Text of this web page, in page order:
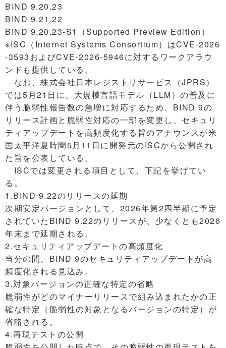
BIND 9.20.23
BIND 9.21.22
BIND 9.20.23-S1（Supported Preview Edition）
※ISC（Internet Systems Consortium）はCVE-2026
-3593およびCVE-2026-5946に対するワークアラウ
ンドも提供している。
なお、株式会社日本レジストリサービス（JPRS）
では5月21日に、大規模言語モデル（LLM）の普及に
伴う脆弱性報告数の急増に対応するため、BIND 9の
リリース計画と脆弱性対応の一部を変更し、セキュリ
ティアップデートを高頻度化する旨のアナウンスが米
国太平洋夏時間5月11日に開発元のISCから公開され
た旨を公表している。
ISCでは変更される項目として、下記を挙げてい
る。
1.BIND 9.22のリリースの延期
次期安定バージョンとして、2026年第2四半期に予定
されていたBIND 9.22のリリースが、少なくとも2026
年末まで延期される。
2.セキュリティアップデートの高頻度化
当分の間、BIND 9のセキュリティアップデートが高
頻度化される見込み。
3.対象バージョンの正確な特定の省略
脆弱性がどのマイナーリリースで組み込まれたかの正
確な特定（脆弱性の対象となるバージョンの特定）が
省略される。
4.再現テストの公開